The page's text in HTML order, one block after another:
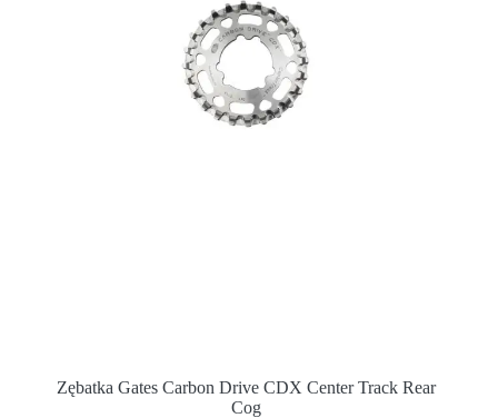
Zębatka Gates Carbon Drive CDX Center Track Rear
Cog